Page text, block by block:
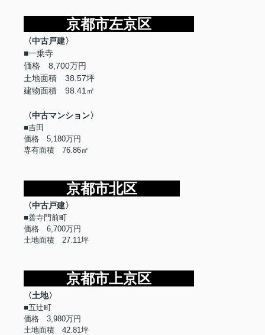
京都市左京区
〈中古戸建〉
■一乗寺
価格 8,700万円
土地面積 38.57坪
建物面積 98.41㎡
〈中古マンション〉
■吉田
価格 5,180万円
専有面積 76.86㎡
京都市北区
〈中古戸建〉
■善寺門前町
価格 6,700万円
土地面積 27.11坪
京都市上京区
〈土地〉
■五辻町
価格 3,980万円
土地面積 42.81坪